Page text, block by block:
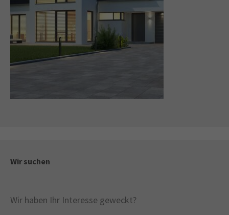
Wir suchen
Wir haben Ihr Interesse geweckt?